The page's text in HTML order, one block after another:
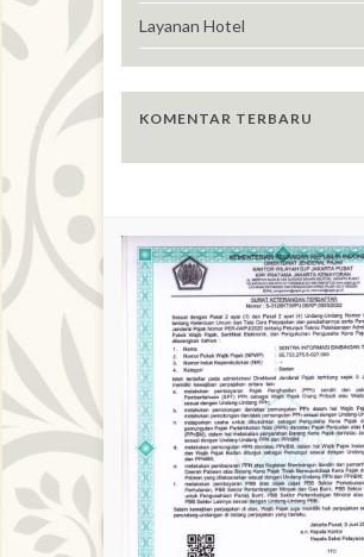
Layanan Hotel
KOMENTAR TERBARU